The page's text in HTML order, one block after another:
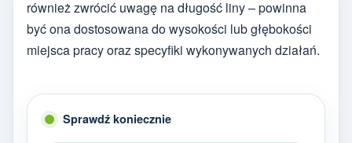
również zwrócić uwagę na długość liny – powinna
być ona dostosowana do wysokości lub głębokości
miejsca pracy oraz specyfiki wykonywanych działań.
Sprawdź koniecznie